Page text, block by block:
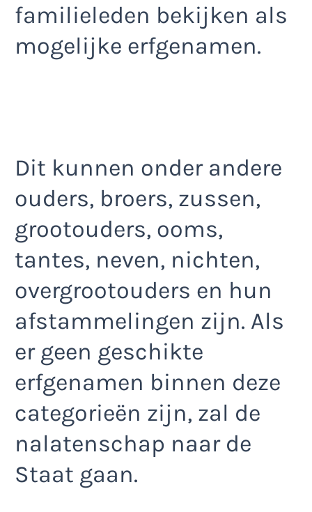
familieleden bekijken als
mogelijke erfgenamen.
Dit kunnen onder andere
ouders, broers, zussen,
grootouders, ooms,
tantes, neven, nichten,
overgrootouders en hun
afstammelingen zijn. Als
er geen geschikte
erfgenamen binnen deze
categorieën zijn, zal de
nalatenschap naar de
Staat gaan.